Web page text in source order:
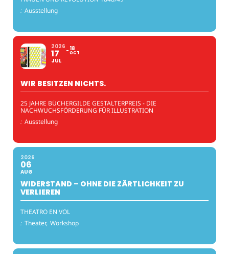
: Ausstellung
2026
17
JUL
18
OCT
WIR BESITZEN NICHTS.
25 JAHRE BÜCHERGILDE GESTALTERPREIS - DIE
NACHWUCHSFÖRDERUNG FÜR ILLUSTRATION
: Ausstellung
2026
06
AUG
WIDERSTAND – OHNE DIE ZÄRTLICHKEIT ZU
VERLIEREN
THEATRO EN VOL
: Theater, Workshop